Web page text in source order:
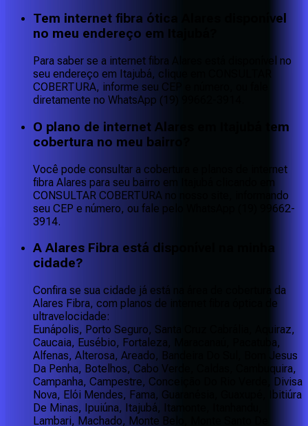
Tem internet fibra ótica Alares disponível
no meu endereço em Itajubá?
Para saber se a internet fibra Alares está disponível no
seu endereço em Itajubá, clique em CONSULTAR
COBERTURA, informe seu CEP e número, ou fale
diretamente no WhatsApp (19) 99662-3914.
O plano de internet Alares em Itajubá tem
cobertura no meu bairro?
Você pode consultar a cobertura e planos de internet
fibra Alares para seu bairro em Itajubá clicando em
CONSULTAR COBERTURA no nosso site, informando
seu CEP e número, ou fale pelo WhatsApp (19) 99662-
3914.
A Alares Fibra está disponível na minha
cidade?
Confira se sua cidade já está na área de cobertura da
Alares Fibra, com planos de internet fibra óptica de
ultravelocidade:
Eunápolis, Porto Seguro, Santa Cruz Cabrália, Aquiraz,
Caucaia, Eusébio, Fortaleza, Maracanaú, Pacatuba,
Alfenas, Alterosa, Areado, Bandeira Do Sul, Bom Jesus
Da Penha, Botelhos, Cabo Verde, Caldas, Cambuquira,
Campanha, Campestre, Conceição Do Rio Verde, Divisa
Nova, Elói Mendes, Fama, Guaranésia, Guaxupé, Ibitiúra
De Minas, Ipuiúna, Itajubá, Itamonte, Itanhandu,
Lambari, Machado, Monte Belo, Monte Santo De